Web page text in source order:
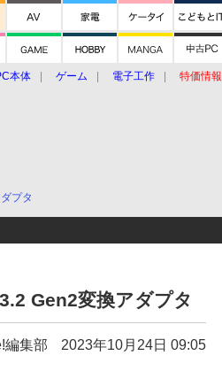
本体 ゲーム 電子工作 特価情報
プタ
Gen2変換アダプタ
編集部 2023年10月24日 09:05